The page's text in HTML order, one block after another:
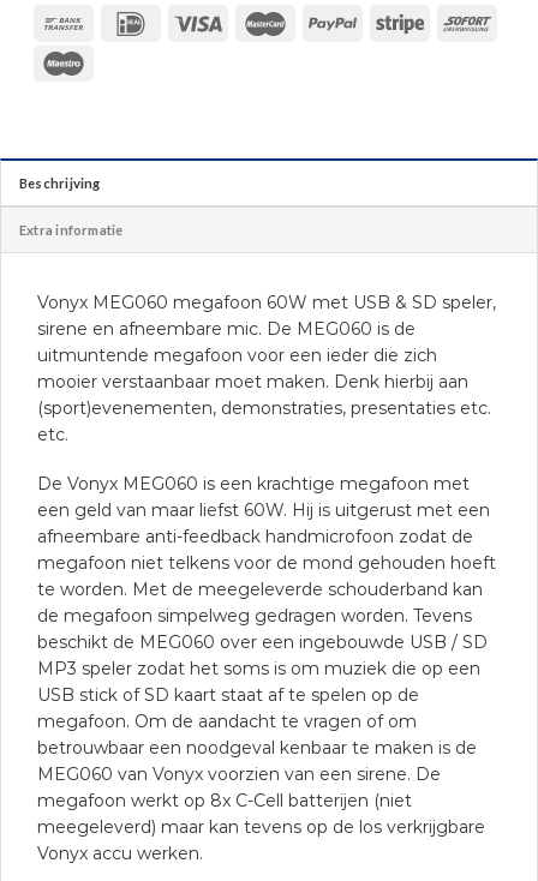
Beschrijving
Extra informatie
Vonyx MEG060 megafoon 60W met USB & SD speler,
sirene en afneembare mic. De MEG060 is de
uitmuntende megafoon voor een ieder die zich
mooier verstaanbaar moet maken. Denk hierbij aan
(sport)evenementen, demonstraties, presentaties etc.
etc.
De Vonyx MEG060 is een krachtige megafoon met
een geld van maar liefst 60W. Hij is uitgerust met een
afneembare anti-feedback handmicrofoon zodat de
megafoon niet telkens voor de mond gehouden hoeft
te worden. Met de meegeleverde schouderband kan
de megafoon simpelweg gedragen worden. Tevens
beschikt de MEG060 over een ingebouwde USB / SD
MP3 speler zodat het soms is om muziek die op een
USB stick of SD kaart staat af te spelen op de
megafoon. Om de aandacht te vragen of om
betrouwbaar een noodgeval kenbaar te maken is de
MEG060 van Vonyx voorzien van een sirene. De
megafoon werkt op 8x C-Cell batterijen (niet
meegeleverd) maar kan tevens op de los verkrijgbare
Vonyx accu werken.